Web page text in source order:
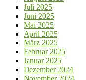
Juli 2025
Juni 2025
Mai 2025
April 2025
März 2025
Februar 2025
Januar 2025
Dezember 2024
November 2024